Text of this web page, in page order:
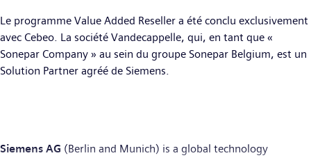
Le programme Value Added Reseller a été conclu exclusivement
avec Cebeo. La société Vandecappelle, qui, en tant que «
Sonepar Company » au sein du groupe Sonepar Belgium, est un
Solution Partner agréé de Siemens.
Siemens AG (Berlin and Munich) is a global technology